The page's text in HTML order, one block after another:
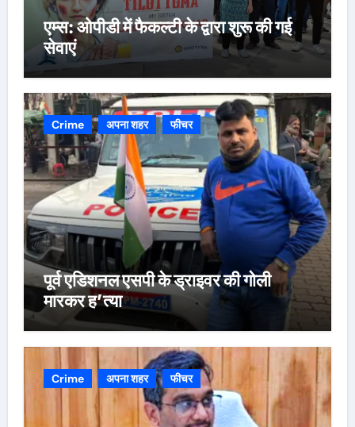
एम्स: ओपीडी में फैकल्टी के द्वारा शुरू की गई
सेवाएं
Crime अपना शहर फीचर
पूर्व एडिशनल एसपी के ड्राइवर की गोली
मारकर ह’त्या
Crime अपना शहर फीचर